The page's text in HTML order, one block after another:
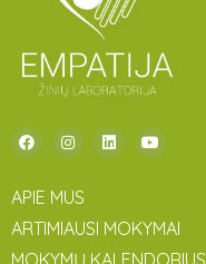
APIE MUS
ARTIMIAUSI MOKYMAI